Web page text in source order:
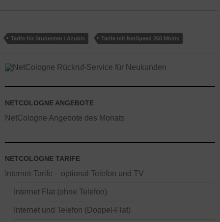
Flat oder als Kombipaket mit Telefon und / oder TV.Aktionen
gelten für Neukunden. Online-Rabatte gelten teilweise nicht in
Tarife für Studenten / Azubis Tarife mit NetSpeed 250 Mbit/s
NETCOLOGNE ANGEBOTE
NetCologne Angebote des Monats
NETCOLOGNE TARIFE
Internet-Tarife – optional Telefon und TV
Internet Flat (ohne Telefon)
Internet und Telefon (Doppel-Flat)